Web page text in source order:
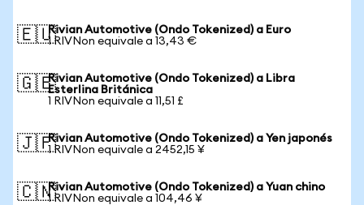
🇪🇺Rivian Automotive (Ondo Tokenized) a Euro
1 RIVNon equivale a 13,43 €
🇬🇧Rivian Automotive (Ondo Tokenized) a Libra
Esterlina Británica
1 RIVNon equivale a 11,51 £
🇯🇵Rivian Automotive (Ondo Tokenized) a Yen japonés
1 RIVNon equivale a 2452,15 ¥
🇨🇳Rivian Automotive (Ondo Tokenized) a Yuan chino
1 RIVNon equivale a 104,46 ¥